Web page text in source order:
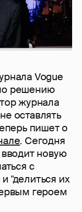
Vogue
решению
журнала
оставлять
пишет о
. Сегодня
новую
с
"делиться их
героем